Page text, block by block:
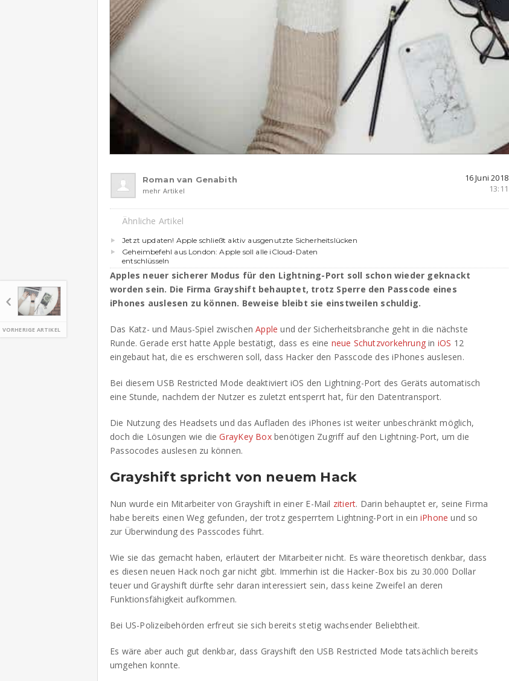
VORHERIGE ARTIKEL
Roman van Genabith
mehr Artikel
16 Juni 2018
13:11
Ähnliche Artikel
Jetzt updaten! Apple schließt aktiv ausgenutzte Sicherheitslücken
Geheimbefehl aus London: Apple soll alle iCloud-Daten
entschlüsseln
Apples neuer sicherer Modus für den Lightning-Port soll schon wieder geknackt
worden sein. Die Firma Grayshift behauptet, trotz Sperre den Passcode eines
iPhones auslesen zu können. Beweise bleibt sie einstweilen schuldig.
Das Katz- und Maus-Spiel zwischenApple und der Sicherheitsbranche geht in die nächste
Runde. Gerade erst hatte Apple bestätigt, dass es eine neue Schutzvorkehrungin iOS 12
eingebaut hat, die es erschweren soll, dass Hacker den Passcode des iPhones auslesen.
Bei diesem USB Restricted Mode deaktiviert iOS den Lightning-Port des Geräts automatisch
eine Stunde, nachdem der Nutzer es zuletzt entsperrt hat, für den Datentransport.
Die Nutzung des Headsets und das Aufladen des iPhones ist weiter unbeschränkt möglich,
doch die Lösungen wie dieGrayKey Boxbenötigen Zugriff auf den Lightning-Port, um die
Passocodes auslesen zu können.
Grayshift spricht von neuem Hack
Nun wurde ein Mitarbeiter von Grayshift in einer E-Mail zitiert. Darin behauptet er, seine Firma
habe bereits einen Weg gefunden, der trotz gesperrtem Lightning-Port in ein iPhone und so
zur Überwindung des Passcodes führt.
Wie sie das gemacht haben, erläutert der Mitarbeiter nicht. Es wäre theoretisch denkbar, dass
es diesen neuen Hack noch gar nicht gibt. Immerhin ist die Hacker-Box bis zu 30.000 Dollar
teuer und Grayshift dürfte sehr daran interessiert sein, dass keine Zweifel an deren
Funktionsfähigkeit aufkommen.
Bei US-Polizeibehörden erfreut sie sich bereits stetig wachsender Beliebtheit.
Es wäre aber auch gut denkbar, dass Grayshift den USB Restricted Mode tatsächlich bereits
umgehen konnte.